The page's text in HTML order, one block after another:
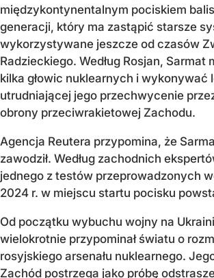
międzykontynentalnym pociskiem
generacji, który ma zastąpić starsze
wykorzystywane jeszcze od czasów
Radzieckiego. Według Rosjan, Sarmat
kilka głowic nuklearnych i wykonywać
utrudniającej jego przechwycenie
obrony przeciwrakietowej Zachodu.
Agencja Reutera przypomina, że
zawodził. Według zachodnich
jednego z testów przeprowadzonych
2024 r. w miejscu startu pocisku
Od początku wybuchu wojny na
wielokrotnie przypominał światu o
rosyjskiego arsenału nuklearnego.
Zachód postrzega jako próbę